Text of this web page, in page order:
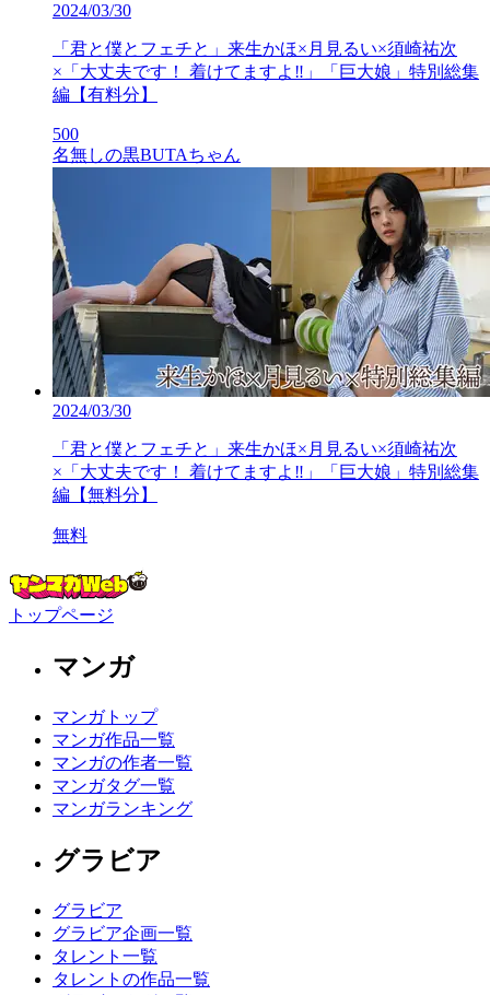
2024/03/30
「君と僕とフェチと」来生かほ×月見るい×須崎祐次
×「大丈夫です！ 着けてますよ‼」「巨大娘」特別総集
編【有料分】
500
名無しの黒BUTAちゃん
2024/03/30
「君と僕とフェチと」来生かほ×月見るい×須崎祐次
×「大丈夫です！ 着けてますよ‼」「巨大娘」特別総集
編【無料分】
無料
トップページ
マンガ
マンガトップ
マンガ作品一覧
マンガの作者一覧
マンガタグ一覧
マンガランキング
グラビア
グラビア
グラビア企画一覧
タレント一覧
タレントの作品一覧